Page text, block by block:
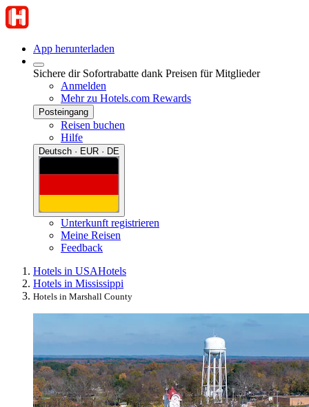
App herunterladen
Sichere dir Sofortrabatte dank Preisen für Mitglieder
Anmelden
Mehr zu Hotels.com Rewards
Posteingang
Reisen buchen
Hilfe
Deutsch · EUR · DE
Unterkunft registrieren
Meine Reisen
Feedback
Hotels in USAHotels
Hotels in Mississippi
Hotels in Marshall County